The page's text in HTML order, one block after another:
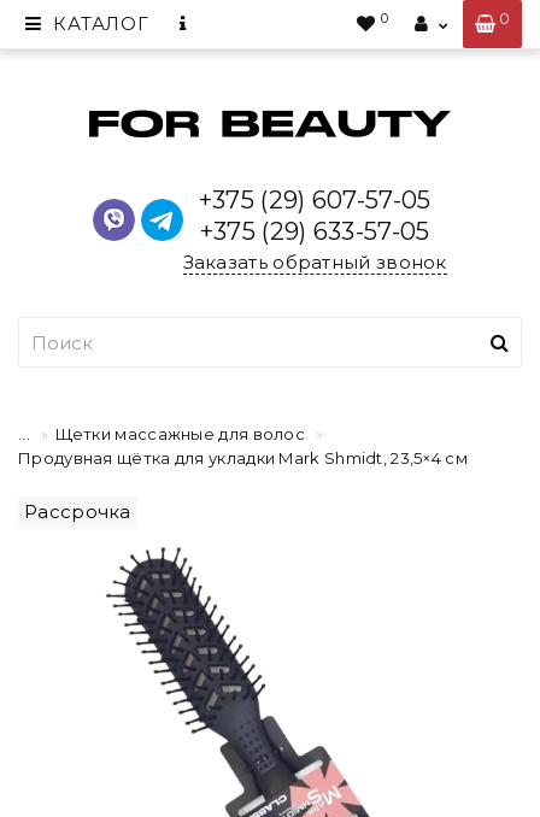
0
КАТАЛОГ 0
+375 (29) 607-57-05
+375 (29) 633-57-05
Заказать обратный звонок
Щетки массажные для волос
Продувная щётка для укладки Mark Shmidt, 23,5×4 см
Рассрочка